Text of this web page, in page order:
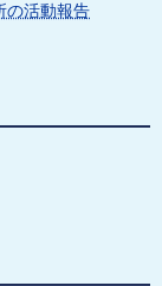
の活動報告